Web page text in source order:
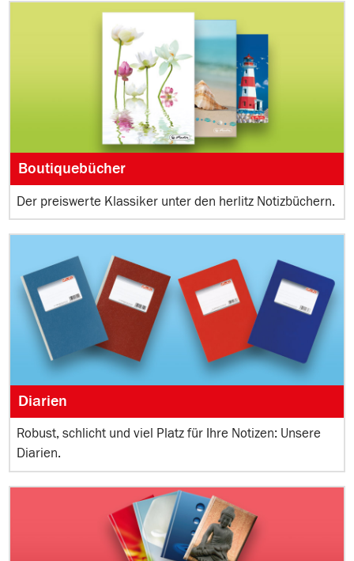
Boutiquebücher
Der preiswerte Klassiker unter den herlitz Notizbüchern.
Diarien
Robust, schlicht und viel Platz für Ihre Notizen: Unsere
Diarien.